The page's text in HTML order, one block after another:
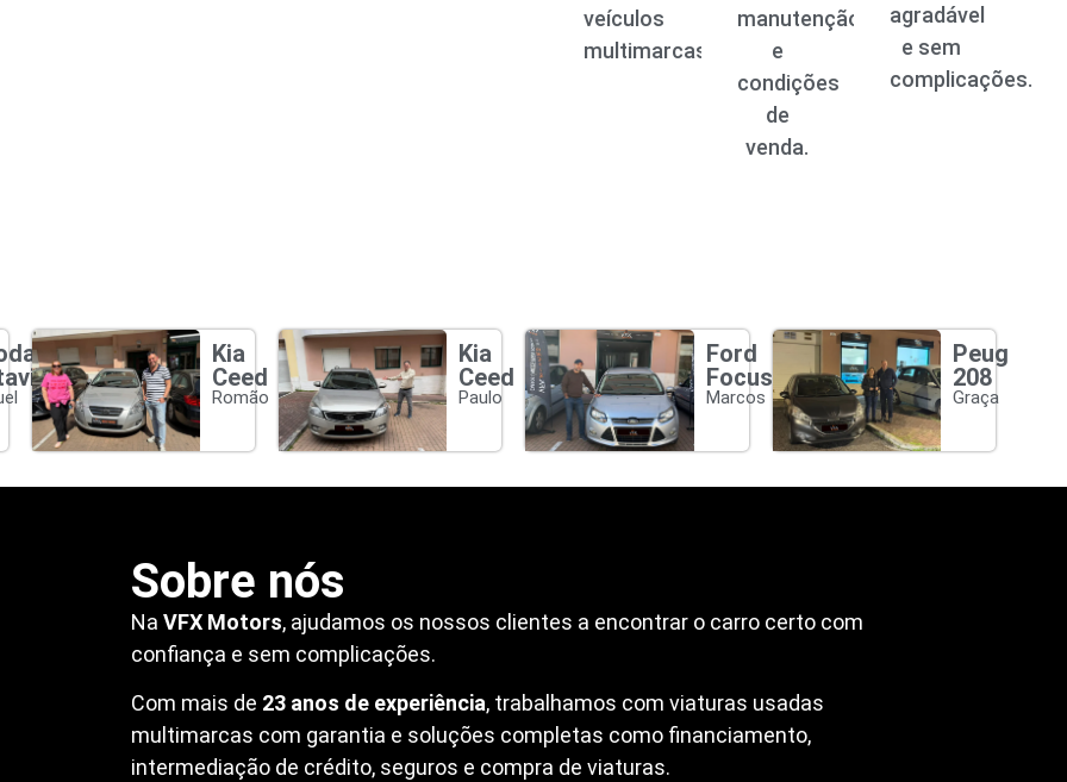
veículos
multimarcas.
manutenção
e
condições
de
venda.
agradável
e sem
complicações.
Kia
Ceed
Romão
Kia
Ceed
Paulo
Ford
Focus
Marcos
Peugeot
208
Graça
Sobre nós
Na VFX Motors, ajudamos os nossos clientes a encontrar o carro certo com
confiança e sem complicações.
Com mais de 23 anos de experiência, trabalhamos com viaturas usadas
multimarcas com garantia e soluções completas como financiamento,
intermediação de crédito, seguros e compra de viaturas.